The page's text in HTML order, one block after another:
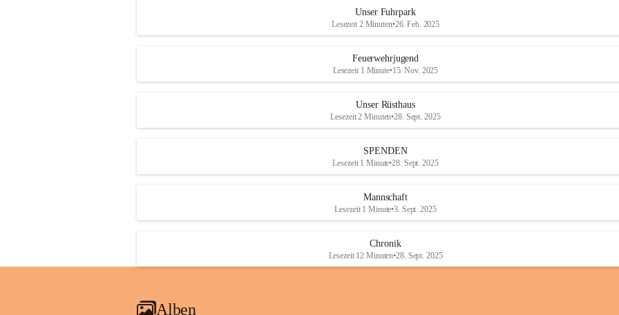
d
o
r
Unser Fuhrpark
Lesezeit 2 Minuten•26. Feb. 2025
Feuerwehrjugend
Lesezeit 1 Minute•15. Nov. 2025
Unser Rüsthaus
Lesezeit 2 Minuten•28. Sept. 2025
SPENDEN
Lesezeit 1 Minute•28. Sept. 2025
Mannschaft
Lesezeit 1 Minute•3. Sept. 2025
Chronik
Lesezeit 12 Minuten•28. Sept. 2025
Alben